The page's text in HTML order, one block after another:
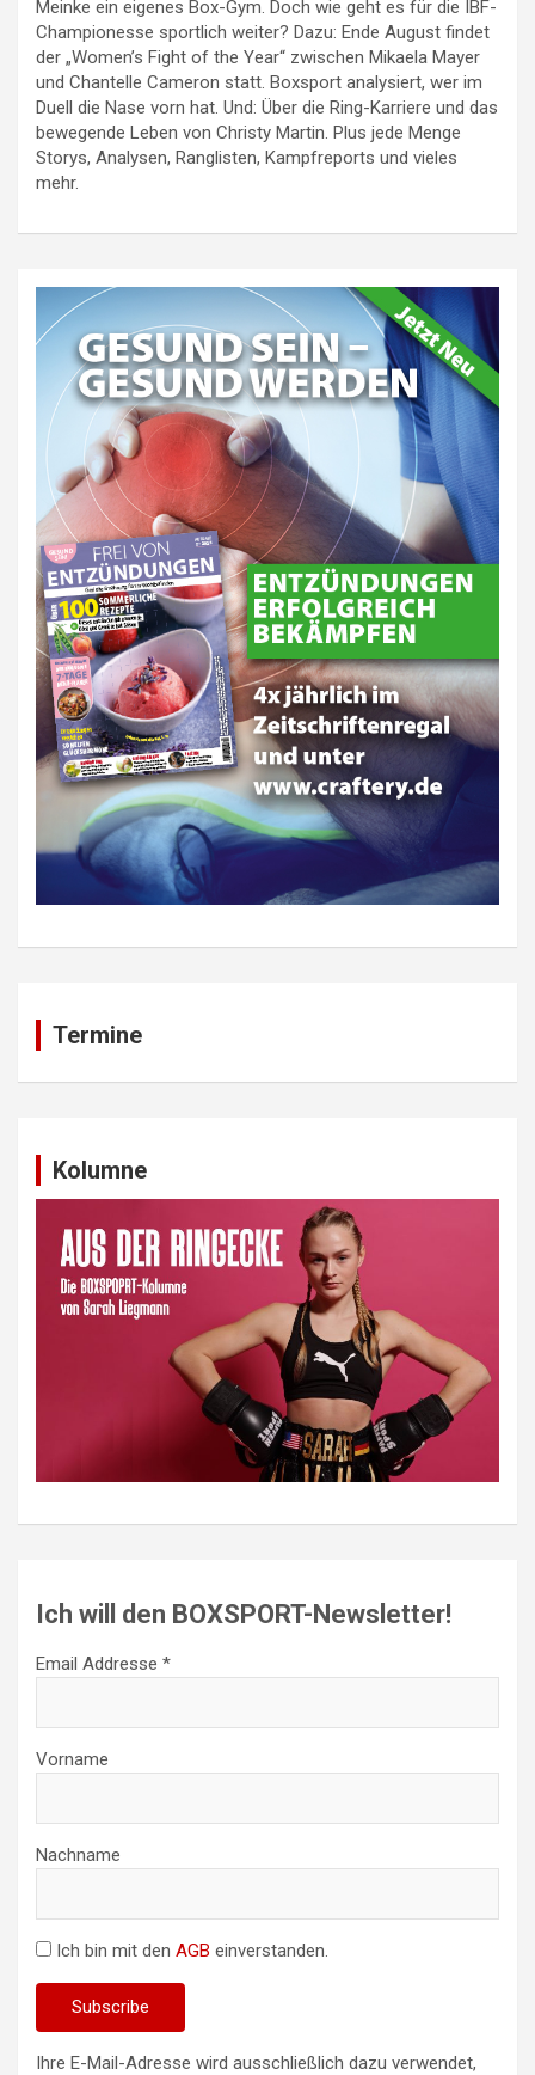
Meinke ein eigenes Box-Gym. Doch wie geht es für die IBF-
Championesse sportlich weiter? Dazu: Ende August findet
der „Women’s Fight of the Year“ zwischen Mikaela Mayer
und Chantelle Cameron statt. Boxsport analysiert, wer im
Duell die Nase vorn hat. Und: Über die Ring-Karriere und das
bewegende Leben von Christy Martin. Plus jede Menge
Storys, Analysen, Ranglisten, Kampfreports und vieles
mehr.
Termine
Kolumne
Ich will den BOXSPORT-Newsletter!
Email Addresse *
Vorname
Nachname
Ich bin mit den AGB einverstanden.
Ihre E-Mail-Adresse wird ausschließlich dazu verwendet,